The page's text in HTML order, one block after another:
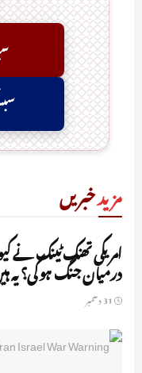
مزیدخبریں
درمیان جنگ ہوگی؟ یہ